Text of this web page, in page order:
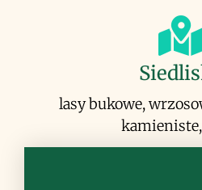
lasy bukowe,
kamieniste,